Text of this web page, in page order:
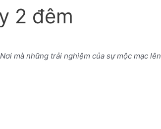
2 đêm
mà những trải nghiệm của sự mộc mạc lên